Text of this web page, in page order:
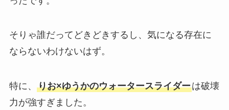
そりゃ誰だってどきどきするし、気になる存在に
ならないわけないはず。
特に、 りお×ゆうかのウォータースライダーは破壊
力が強すぎました。